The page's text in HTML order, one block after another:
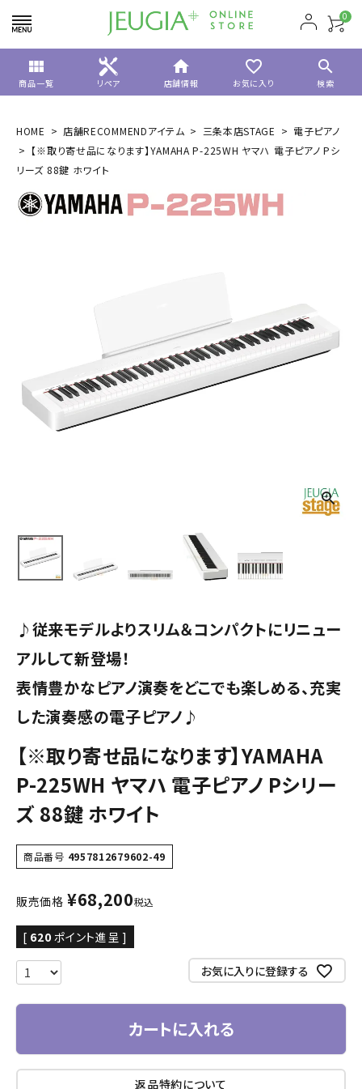
0
view_module
商品一覧 リペア
home
店舗情報
favorite_border
お気に入り
search
検索
HOME 店舗RECOMMENDアイテム 三条本店STAGE
電子ピアノ
【※取り寄せ品になります】YAMAHA P-225WH ヤマハ 電子ピアノ Pシ
リーズ 88鍵 ホワイト
♪従来モデルよりスリム＆コンパクトにリニュー
アルして新登場！
表情豊かなピアノ演奏をどこでも楽しめる、充実
した演奏感の電子ピアノ♪
【※取り寄せ品になります】YAMAHA
P-225WH ヤマハ 電子ピアノ Pシリー
ズ 88鍵 ホワイト
商品番号 4957812679602-49
販売価格 ¥68,200税込
[ 620 ポイント進呈 ]
お気に入りに登録する
カートに入れる
返品特約について